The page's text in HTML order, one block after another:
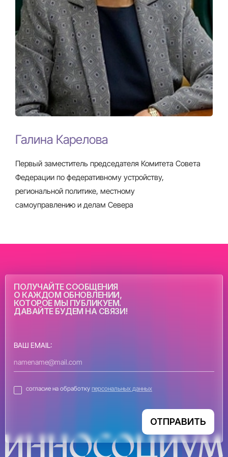
Галина Карелова
Первый заместитель председателя Комитета Совета
Федерации по федеративному устройству,
региональной политике, местному
самоуправлению и делам Севера
ПОЛУЧАЙТЕ СООБЩЕНИЯ
О КАЖДОМ ОБНОВЛЕНИИ,
КОТОРОЕ МЫ ПУБЛИКУЕМ.
ДАВАЙТЕ БУДЕМ НА СВЯЗИ!
ВАШ EMAIL:
согласие на обработку персональных данных
ОТПРАВИТЬ